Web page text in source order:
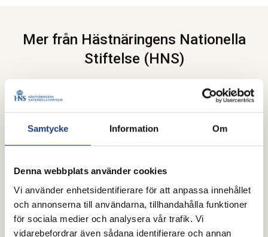
Samtycke Information Om
Denna webbplats använder cookies
Vi använder enhetsidentifierare för att anpassa innehållet
och annonserna till användarna, tillhandahålla funktioner
för sociala medier och analysera vår trafik. Vi
vidarebefordrar även sådana identifierare och annan
Mer från Hästnäringens Nationella
Stiftelse (HNS)